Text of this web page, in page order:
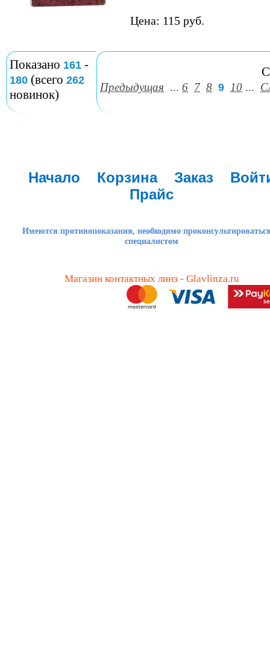
Цена: 115 руб.
Показано 161 -
180 (всего 262
новинок)
Предыдущая ... 6 7 8 9 10 ...
Начало Корзина Заказ
Прайс
Имеются противопоказания, необходимо
специалистом
Магазин контактных линз - Glavlinza.ru